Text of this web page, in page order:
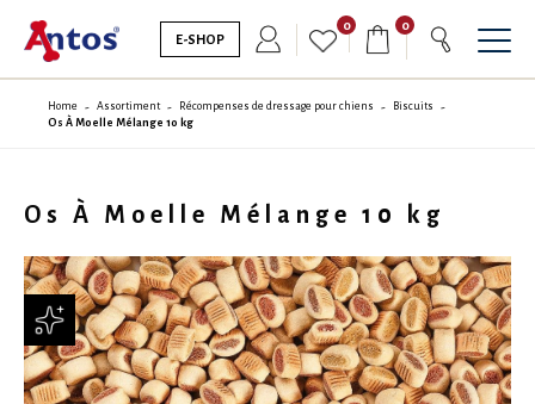
E-SHOP
0 0
Home Assortiment Récompenses de dressage pour chiens
Biscuits
Os À Moelle Mélange 10 kg
Os À Moelle Mélange 10 kg